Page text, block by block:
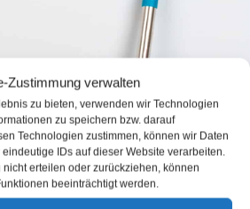
Zustimmung verwalten
zu bieten, verwenden wir Technologien
zu speichern bzw. darauf
Technologien zustimmen, können wir Daten
IDs auf dieser Website verarbeiten.
erteilen oder zurückziehen, können
beeinträchtigt werden.